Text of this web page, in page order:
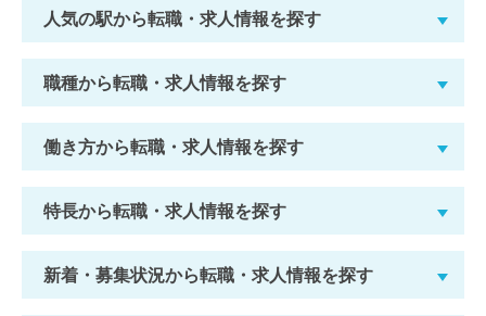
人気の駅から転職・求人情報を探す
職種から転職・求人情報を探す
働き方から転職・求人情報を探す
特長から転職・求人情報を探す
新着・募集状況から転職・求人情報を探す